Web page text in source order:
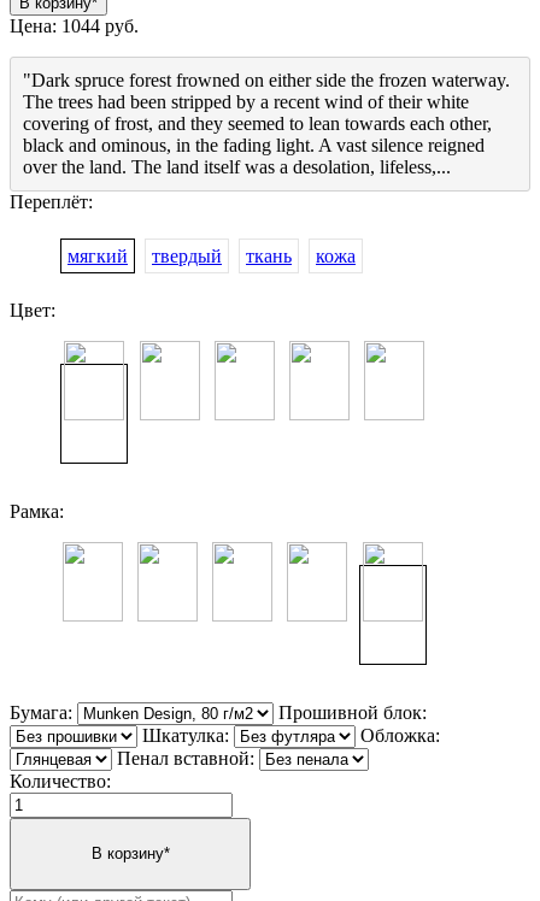
Цена: 1044 руб.
"Dark spruce forest frowned on either side the frozen waterway.
The trees had been stripped by a recent wind of their white
covering of frost, and they seemed to lean towards each other,
black and ominous, in the fading light. A vast silence reigned
over the land. The land itself was a desolation, lifeless,...
Переплёт:
мягкий твердый ткань кожа
Цвет:
Рамка:
Бумага:
Прошивной блок:
Шкатулка:
Обложка:
Пенал вставной:
Количество: